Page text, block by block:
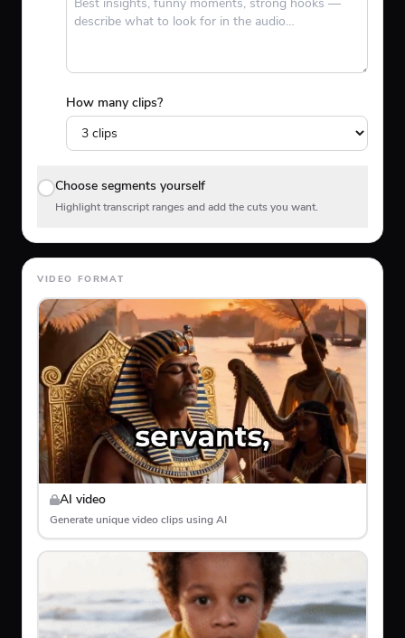
How many clips?
Choose segments yourself
Highlight transcript ranges and add the cuts you want.
VIDEO FORMAT
AI video
Generate unique video clips using AI